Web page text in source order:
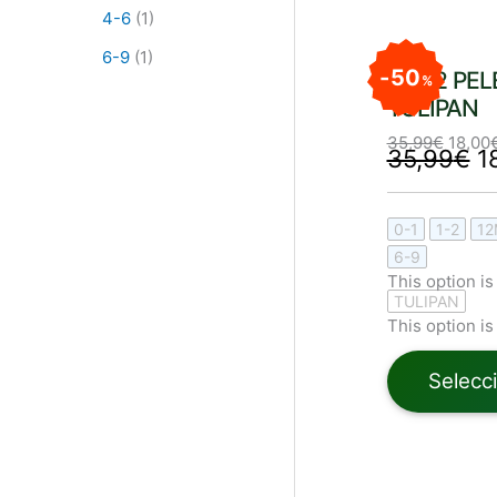
4-6 (1)
6-9 (1)
50%
SET 2
TULIPAN
35,99€
era:
35,99€.
18,00
35,99€
0-1 1-2
6-9
This option
TULIPAN
This option